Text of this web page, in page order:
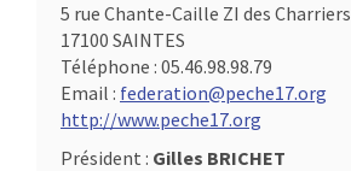
5 rue Chante-Caille ZI des Charriers
17100 SAINTES
Téléphone : 05.46.98.98.79
Email : federation@peche17.org
http://www.peche17.org
Président : Gilles BRICHET